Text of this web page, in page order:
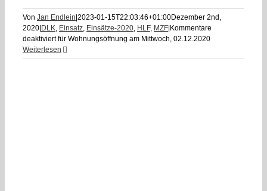
Von Jan Endlein 2023-01-15T22:03:46+01:00Dezember 2nd,
2020 DLK, Einsatz, Einsätze-2020, HLF, MZF Kommentare
deaktiviertfür Wohnungsöffnung am Mittwoch, 02.12.2020
Weiterlesen